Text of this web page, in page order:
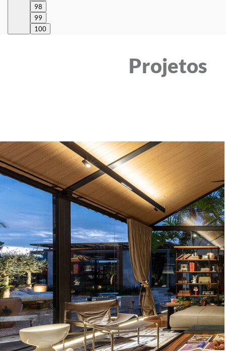
98
99
100
Projetos